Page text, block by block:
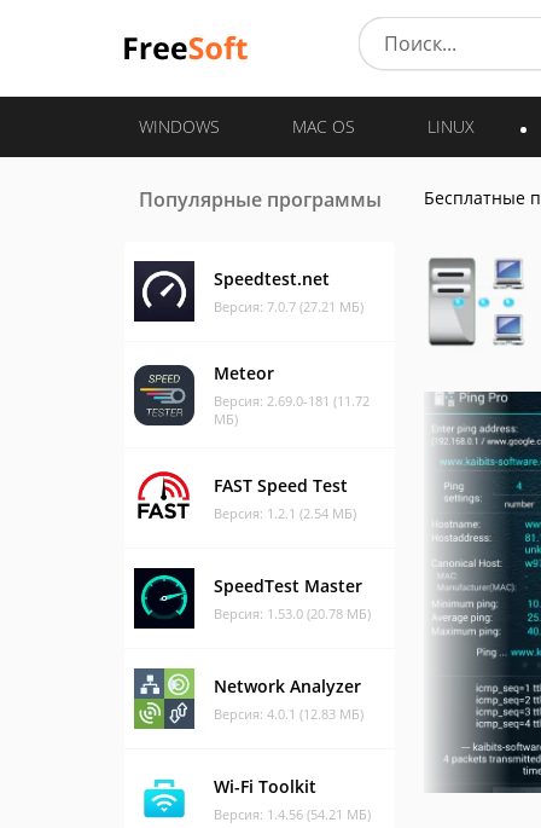
WINDOWS MAC OS LINUX
Популярные программы
Speedtest.net
Версия: 7.0.7 (27.21 МБ)
Meteor
Версия: 2.69.0-181 (11.72
МБ)
FAST Speed Test
Версия: 1.2.1 (2.54 МБ)
SpeedTest Master
Версия: 1.53.0 (20.78 МБ)
Network Analyzer
Версия: 4.0.1 (12.83 МБ)
Wi-Fi Toolkit
Версия: 1.4.56 (54.21 МБ)
Бесплатные